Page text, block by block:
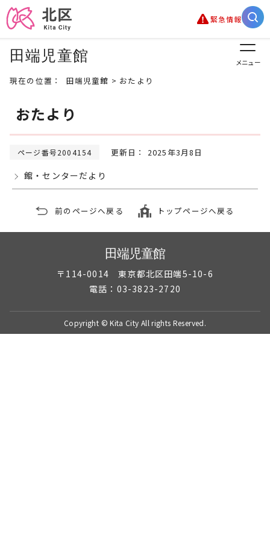
緊急情報
田端児童館 メニュー
現在の位置： 田端児童館 > おたより
おたより
ページ番号2004154 更新日： 2025年3月8日
館・センターだより
前のページへ戻る トップページへ戻る
田端児童館
〒114-0014 東京都北区田端5-10-6
電話：03-3823-2720
Copyright © Kita City All rights Reserved.